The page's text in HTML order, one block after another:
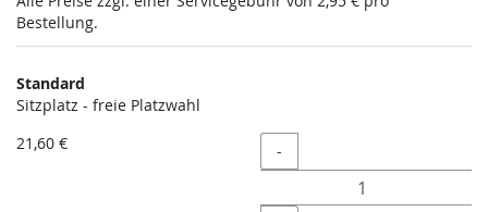
Bestellung.
Produkte
Unkategorisierte
Produkte
Standard
Sitzplatz - freie Platzwahl
21,60 €
Menge
-